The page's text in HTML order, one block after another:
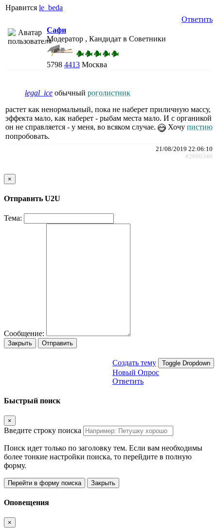
Нравится le_beda
Ответить
Сафи
Модератор , Кандидат в Советники
5798 4413 Москва
legal_ice обычный роголистник
растет как ненормальный, пока не наберет приличную массу,
эффекта мало, как наберет - рыбам места мало. И с органикой
он не справляется - у меня, во всяком случае.
Хочу пистию
попробовать.
21/08/2019 22:06:10
#2666346
×
Отправить U2U
Тема:
Сообщение:
Закрыть Отправить
Создать тему Toggle Dropdown
Новый Опрос
Ответить
Быстрый поиск
×
Введите строку поиска
Поиск идет только по заголовку тем. Если вам необходимы
более тонкие настройки поиска, то перейдите в полную
форму.
Перейти в форму поиска Закрыть
Оповещения
×